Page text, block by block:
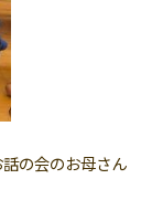
の会のお母さん